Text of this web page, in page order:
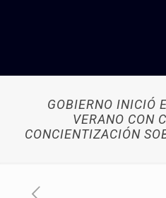
GOBIERNO INICIÓ
VERANO CON
CONCIENTIZACIÓN